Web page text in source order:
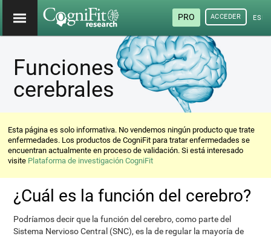
PRO ACCEDER
Funciones
cerebrales
Esta página es solo informativa. No vendemos ningún producto que trate
enfermedades. Los productos de CogniFit para tratar enfermedades se
encuentran actualmente en proceso de validación. Si está interesado
visite Plataforma de investigación CogniFit
¿Cuál es la función del cerebro?
Podríamos decir que la función del cerebro, como parte del
Sistema Nervioso Central (SNC), es la de regular la mayoría de